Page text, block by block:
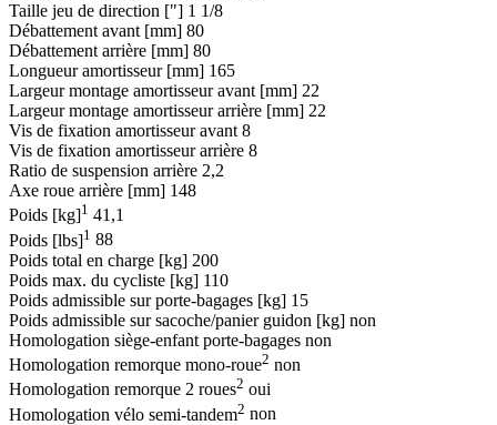
Taille jeu de direction ["] 1 1/8
Débattement avant [mm] 80
Débattement arrière [mm] 80
Longueur amortisseur [mm] 165
Largeur montage amortisseur avant [mm] 22
Largeur montage amortisseur arrière [mm] 22
Vis de fixation amortisseur avant 8
Vis de fixation amortisseur arrière 8
Ratio de suspension arrière 2,2
Axe roue arrière [mm] 148
Poids [kg]1 41,1
Poids [lbs]1 88
Poids total en charge [kg] 200
Poids max. du cycliste [kg] 110
Poids admissible sur porte-bagages [kg] 15
Poids admissible sur sacoche/panier guidon [kg] non
Homologation siège-enfant porte-bagages non
Homologation remorque mono-roue2 non
Homologation remorque 2 roues2 oui
Homologation vélo semi-tandem2 non